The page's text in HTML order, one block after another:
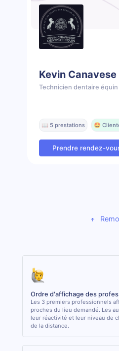
Kevin Canavese
Technicien dentaire équin
📖 5 prestations 🤩
Prendre rendez-
Ordre d'affichage des
Les 3 premiers professionnels
proches du lieu demandé. Les
leur réactivité et leur niveau de
de la distance.